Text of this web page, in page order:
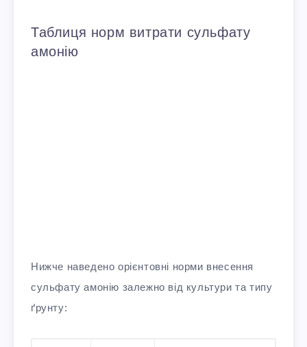
Таблиця норм витрати сульфату
амонію
Нижче наведено орієнтовні норми внесення
сульфату амонію залежно від культури та типу
ґрунту: